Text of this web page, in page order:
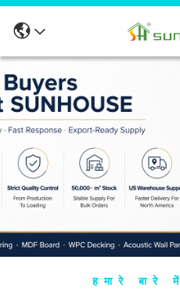
हमारे बारे